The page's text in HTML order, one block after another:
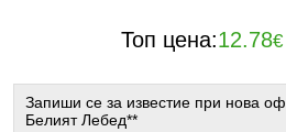
Топ цена:12.78€
Запиши се за известие при нова
Белият Лебед**